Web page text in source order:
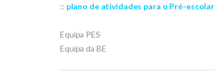
:: plano de atividades para o Pré-escolar
Equipa PES
Equipa da BE